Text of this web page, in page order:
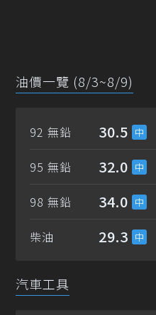
油價一覽 (8/3~8/9)
92 無鉛 30.5
95 無鉛 32.0
98 無鉛 34.0
柴油 29.3
汽車工具